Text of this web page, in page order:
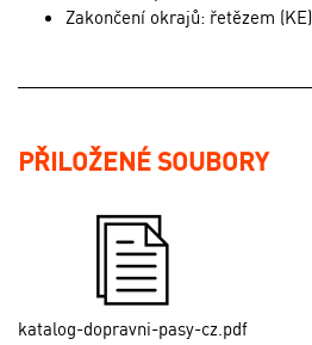
Zakončení okrajů: řetězem (KE)
PŘILOŽENÉ SOUBORY
katalog-dopravni-pasy-cz.pdf